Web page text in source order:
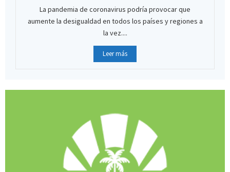
La pandemia de coronavirus podría provocar que
aumente la desigualdad en todos los países y regiones a
la vez....
Leer más